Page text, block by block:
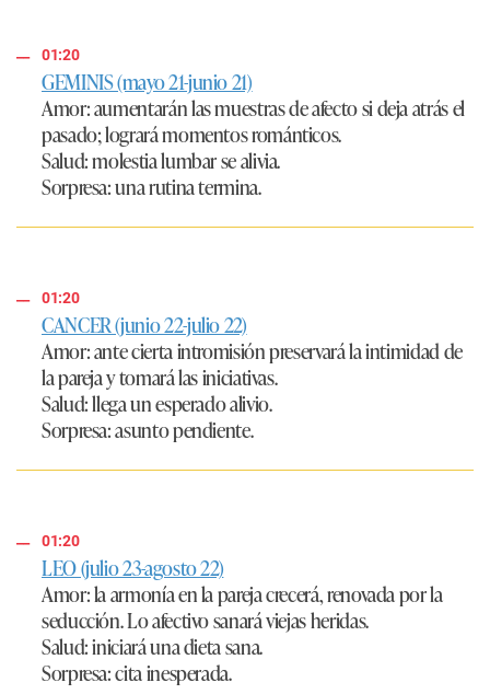
01:20
GEMINIS (mayo 21-junio 21)
Amor: aumentarán las muestras de afecto si deja atrás el
pasado; logrará momentos románticos.
Salud: molestia lumbar se alivia.
Sorpresa: una rutina termina.
01:20
CANCER (junio 22-julio 22)
Amor: ante cierta intromisión preservará la intimidad de
la pareja y tomará las iniciativas.
Salud: llega un esperado alivio.
Sorpresa: asunto pendiente.
01:20
LEO (julio 23-agosto 22)
Amor: la armonía en la pareja crecerá, renovada por la
seducción. Lo afectivo sanará viejas heridas.
Salud: iniciará una dieta sana.
Sorpresa: cita inesperada.